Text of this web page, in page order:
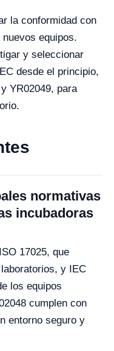
la conformidad con
equipos.
y seleccionar
desde el principio,
YR02049, para
normativas
incubadoras
17025, que
y IEC
los equipos
cumplen con
entorno seguro y